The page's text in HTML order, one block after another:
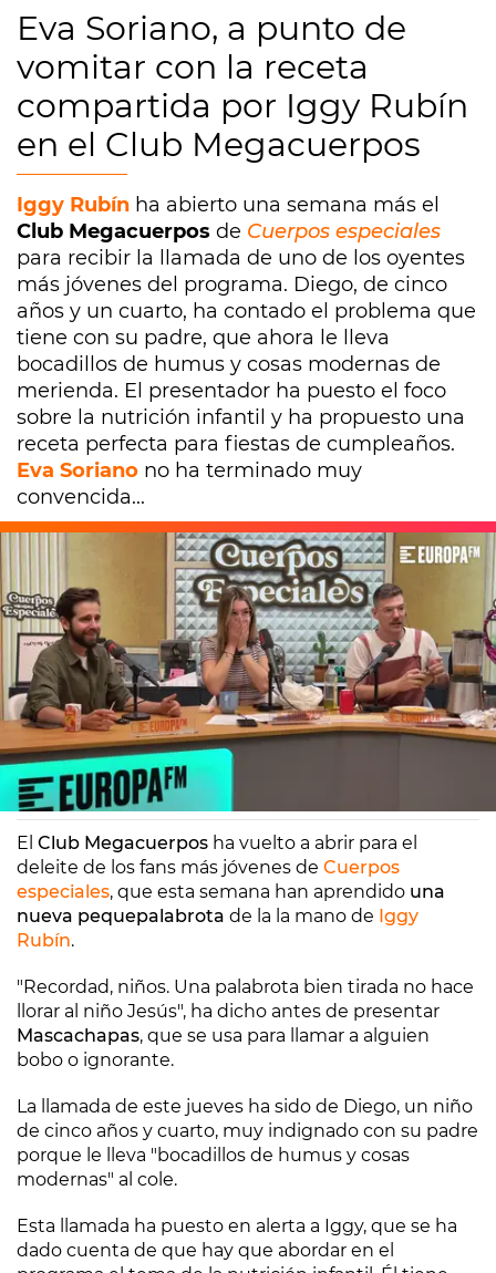
Eva Soriano, a punto de
vomitar con la receta
compartida por Iggy Rubín
en el Club Megacuerpos
Iggy Rubín ha abierto una semana más el
Club Megacuerpos de Cuerpos especiales
para recibir la llamada de uno de los oyentes
más jóvenes del programa. Diego, de cinco
años y un cuarto, ha contado el problema que
tiene con su padre, que ahora le lleva
bocadillos de humus y cosas modernas de
merienda. El presentador ha puesto el foco
sobre la nutrición infantil y ha propuesto una
receta perfecta para fiestas de cumpleaños.
Eva Soriano no ha terminado muy
convencida...
Europa FM
Madrid
11/05/2023 17:04
El Club Megacuerpos ha vuelto a abrir para el
deleite de los fans más jóvenes de Cuerpos
especiales, que esta semana han aprendido una
nueva pequepalabrota de la la mano de Iggy
Rubín.
"Recordad, niños. Una palabrota bien tirada no hace
llorar al niño Jesús", ha dicho antes de presentar
Mascachapas, que se usa para llamar a alguien
bobo o ignorante.
La llamada de este jueves ha sido de Diego, un niño
de cinco años y cuarto, muy indignado con su padre
porque le lleva "bocadillos de humus y cosas
modernas" al cole.
Esta llamada ha puesto en alerta a Iggy, que se ha
dado cuenta de que hay que abordar en el